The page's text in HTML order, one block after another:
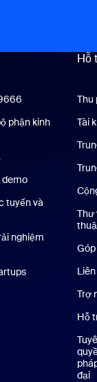
phận kinh
Gói dịch vụ và Mức giá
demoYêu cầu demo
tuyến và
nghiệm
tâm Trải nghiệm
Zoom for
Hỗ
Hỗ
Thu
Tài
Thư
Trợ
Hỗ
đại